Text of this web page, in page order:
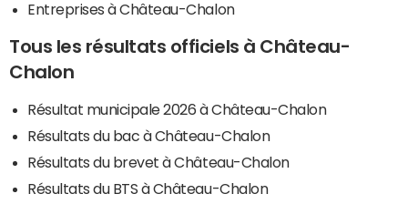
Entreprises à Château-Chalon
Tous les résultats officiels à Château-
Chalon
Résultat municipale 2026 à Château-Chalon
Résultats du bac à Château-Chalon
Résultats du brevet à Château-Chalon
Résultats du BTS à Château-Chalon